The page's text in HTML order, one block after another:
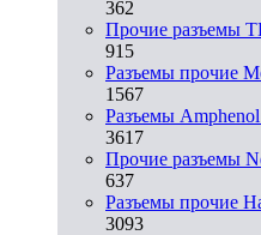
362
Прочие разъемы
915
Разъемы прочие
1567
Разъемы
3617
Прочие разъемы
637
Разъемы прочие
3093